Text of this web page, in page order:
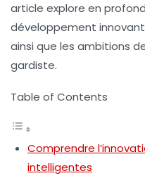
article explore en
développement
ainsi que les ambitions
gardiste.
Table of Contents
Comprendre
intelligentes